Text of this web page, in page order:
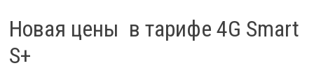
Новая цены в тарифе 4G Smart
S+